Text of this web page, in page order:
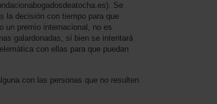
Se
la decisión con tiempo para que
un premio internacional, no es
galardonadas, si bien se intentará
con ellas para que puedan
con las personas que no resulten